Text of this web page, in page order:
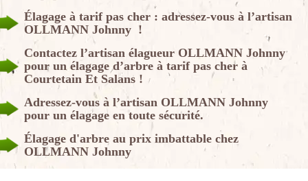
Élagage à tarif pas cher : adressez-vous à l’artisan
OLLMANN Johnny !
Contactez l’artisan élagueur OLLMANN Johnny
pour un élagage d’arbre à tarif pas cher à
Courtetain Et Salans !
Adressez-vous à l’artisan OLLMANN Johnny
pour un élagage en toute sécurité.
Élagage d'arbre au prix imbattable chez
OLLMANN Johnny